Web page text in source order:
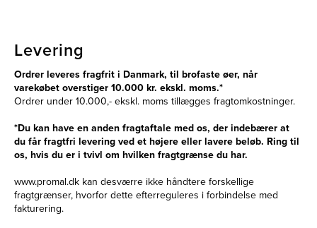
Levering
Ordrer leveres fragfrit i Danmark, til brofaste øer, når
varekøbet overstiger 10.000 kr. ekskl. moms.*
Ordrer under 10.000,- ekskl. moms tillægges fragtomkostninger.
*Du kan have en anden fragtaftale med os, der indebærer at
du får fragtfri levering ved et højere eller lavere beløb. Ring til
os, hvis du er i tvivl om hvilken fragtgrænse du har.
www.promal.dk kan desværre ikke håndtere forskellige
fragtgrænser, hvorfor dette efterreguleres i forbindelse med
fakturering.